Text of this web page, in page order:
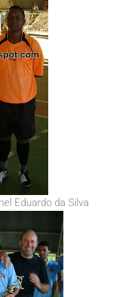
Eduardo da Silva